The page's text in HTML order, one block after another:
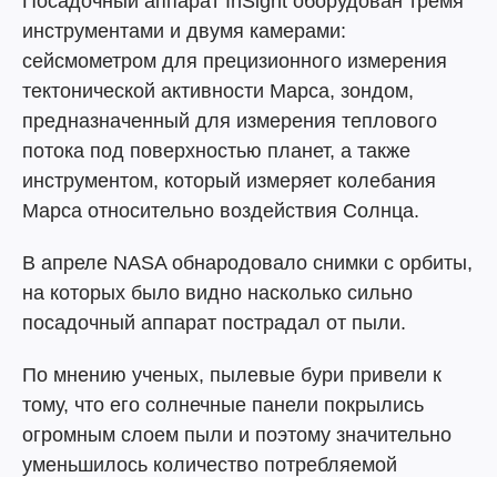
инструментами и двумя камерами:
сейсмометром для прецизионного измерения
тектонической активности Марса, зондом,
предназначенный для измерения теплового
потока под поверхностью планет, а также
инструментом, который измеряет колебания
Марса относительно воздействия Солнца.
В апреле NASA обнародовало снимки с орбиты,
на которых было видно насколько сильно
посадочный аппарат пострадал от пыли.
По мнению ученых, пылевые бури привели к
тому, что его солнечные панели покрылись
огромным слоем пыли и поэтому значительно
уменьшилось количество потребляемой